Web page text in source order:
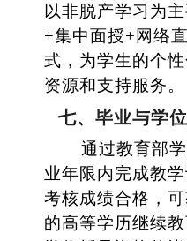
以非脱产学习为
+集中面授+网络
式，为学生的个
资源和支持服务。
七、毕业与学
通过教育部
业年限内完成教
考核成绩合格，
的高等学历继续